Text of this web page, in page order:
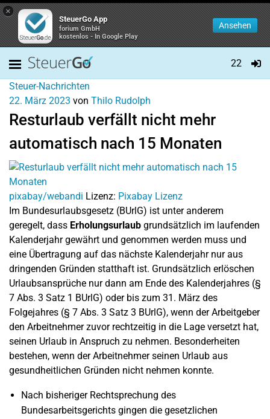
×
SteuerGo App
forium GmbH
kostenlos - In Google Play
Ansehen
22
Steuer-Nachrichten
22. März 2023 von Thilo Rudolph
Resturlaub verfällt nicht mehr
automatisch nach 15 Monaten
pixabay/webandi Lizenz: Pixabay Lizenz
Im Bundesurlaubsgesetz (BUrlG) ist unter anderem
geregelt, dass Erholungsurlaub grundsätzlich im laufenden
Kalenderjahr gewährt und genommen werden muss und
eine Übertragung auf das nächste Kalenderjahr nur aus
dringenden Gründen statthaft ist. Grundsätzlich erlöschen
Urlaubsansprüche nur dann am Ende des Kalenderjahres (§
7 Abs. 3 Satz 1 BUrlG) oder bis zum 31. März des
Folgejahres (§ 7 Abs. 3 Satz 3 BUrlG), wenn der Arbeitgeber
den Arbeitnehmer zuvor rechtzeitig in die Lage versetzt hat,
seinen Urlaub in Anspruch zu nehmen. Besonderheiten
bestehen, wenn der Arbeitnehmer seinen Urlaub aus
gesundheitlichen Gründen nicht nehmen konnte.
Nach bisheriger Rechtsprechung des
Bundesarbeitsgerichts gingen die gesetzlichen